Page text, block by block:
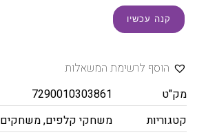
קנה עכשיו
הוסף לרשימת המשאלות
מק"ט
7290010303861
קטגוריות
משחקי קלפים,משחקים